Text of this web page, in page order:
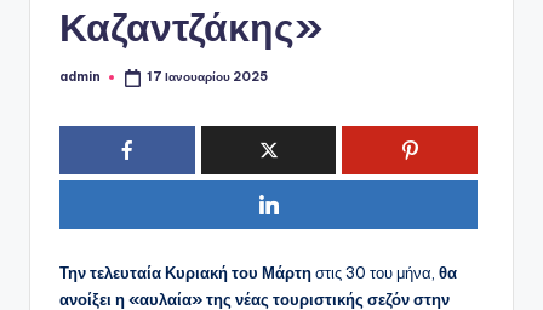
Καζαντζάκης»
Συγγραφέας:
admin 17 Ιανουαρίου 2025
Την τελευταία Κυριακή του Μάρτηστις 30 του μήνα, θα
ανοίξει η «αυλαία» της νέας τουριστικής σεζόν στην